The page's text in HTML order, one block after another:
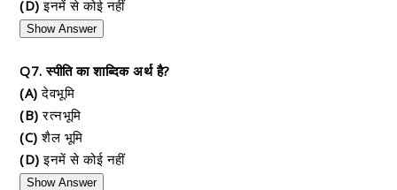
(D) इनमें से कोई नहीं
Show Answer
Q7. स्पीति का शाब्दिक अर्थ है?
(A) देवभूमि
(B) रत्नभूमि
(C) शैल भूमि
(D) इनमें से कोई नहीं
Show Answer